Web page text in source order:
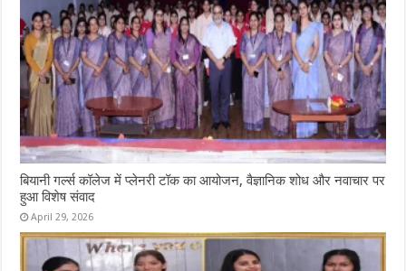
बियानी गर्ल्स कॉलेज में प्लेनरी टॉक का आयोजन, वैज्ञानिक शोध और नवाचार पर
हुआ विशेष संवाद
April 29, 2026